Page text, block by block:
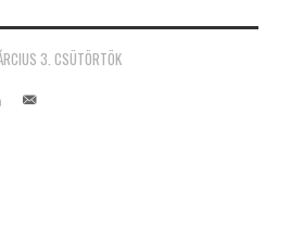
3. CSÜTÖRTÖK